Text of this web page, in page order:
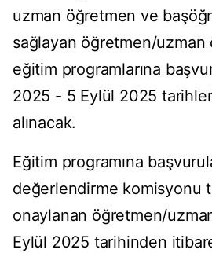
uzman öğretmen ve
sağlayan öğretmen/uzman
eğitim programlarına
2025 - 5 Eylül 2025
alınacak.
Eğitim programına
değerlendirme komisyonu
onaylanan öğretmen/
Eylül 2025 tarihinden